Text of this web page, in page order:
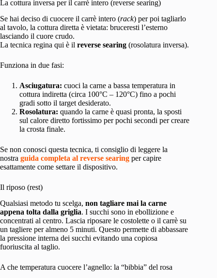
La cottura inversa per il carrè intero (reverse searing)
Se hai deciso di cuocere il carrè intero (rack) per poi tagliarlo
al tavolo, la cottura diretta è vietata: bruceresti l’esterno
lasciando il cuore crudo.
La tecnica regina qui è il reverse searing (rosolatura inversa).
Funziona in due fasi:
Asciugatura: cuoci la carne a bassa temperatura in
cottura indiretta (circa 100°C – 120°C) fino a pochi
gradi sotto il target desiderato.
Rosolatura: quando la carne è quasi pronta, la sposti
sul calore diretto fortissimo per pochi secondi per creare
la crosta finale.
Se non conosci questa tecnica, ti consiglio di leggere la
nostra guida completa al reverse searing per capire
esattamente come settare il dispositivo.
Il riposo (rest)
Qualsiasi metodo tu scelga, non tagliare mai la carne
appena tolta dalla griglia. I succhi sono in ebollizione e
concentrati al centro. Lascia riposare le costolette o il carrè su
un tagliere per almeno 5 minuti. Questo permette di abbassare
la pressione interna dei succhi evitando una copiosa
fuoriuscita al taglio.
A che temperatura cuocere l’agnello: la “bibbia” del rosa